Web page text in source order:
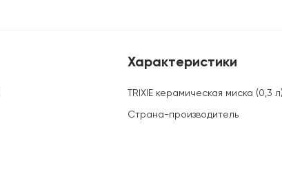
Характеристики
TRIXIE керамическая миска (0,3 л)
Страна-производитель